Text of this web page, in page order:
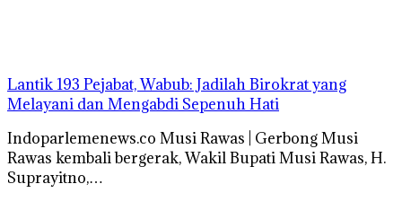
Lantik 193 Pejabat, Wabub: Jadilah Birokrat yang
Melayani dan Mengabdi Sepenuh Hati
Indoparlemenews.co Musi Rawas | Gerbong Musi
Rawas kembali bergerak, Wakil Bupati Musi Rawas, H.
Suprayitno,…